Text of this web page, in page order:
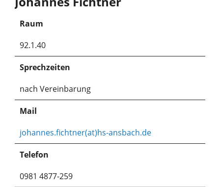
Raum
92.1.40
Sprechzeiten
nach Vereinbarung
Mail
johannes.fichtner(at)hs-ansbach.de
Telefon
0981 4877-259